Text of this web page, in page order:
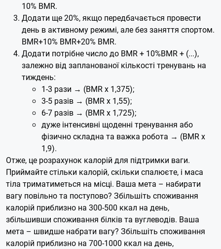
10% BMR.
Додати ще 20%, якщо передбачається провести
день в активному режимі, але без заняття спортом.
BMR+10% BMR+20% BMR.
Додати потрібне число до BMR + 10%BMR + (...),
залежно від запланованої кількості тренувань на
тиждень:
1-3 рази → (BMR x 1,375);
3-5 разів → (BMR x 1,55);
6-7 разів → (BMR x 1,725);
дуже інтенсивні щоденні тренування або
фізично складна та важка робота → (BMR x
1,9).
Отже, це розрахунок калорій для підтримки ваги.
Приймайте стільки калорій, скільки спалюєте, і маса
тіла триматиметься на місці. Ваша мета – набирати
вагу повільно та поступово? Збільшіть споживання
калорій приблизно на 300-500 ккал на день,
збільшивши споживання білків та вуглеводів. Ваша
мета – швидше набрати вагу? Збільшіть споживання
калорій приблизно на 700-1000 ккал на день,